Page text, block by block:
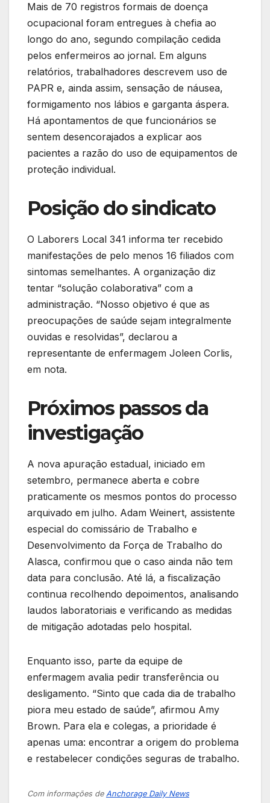
Mais de 70 registros formais de doença
ocupacional foram entregues à chefia ao
longo do ano, segundo compilação cedida
pelos enfermeiros ao jornal. Em alguns
relatórios, trabalhadores descrevem uso de
PAPR e, ainda assim, sensação de náusea,
formigamento nos lábios e garganta áspera.
Há apontamentos de que funcionários se
sentem desencorajados a explicar aos
pacientes a razão do uso de equipamentos de
proteção individual.
Posição do sindicato
O Laborers Local 341 informa ter recebido
manifestações de pelo menos 16 filiados com
sintomas semelhantes. A organização diz
tentar “solução colaborativa” com a
administração. “Nosso objetivo é que as
preocupações de saúde sejam integralmente
ouvidas e resolvidas”, declarou a
representante de enfermagem Joleen Corlis,
em nota.
Próximos passos da
investigação
A nova apuração estadual, iniciado em
setembro, permanece aberta e cobre
praticamente os mesmos pontos do processo
arquivado em julho. Adam Weinert, assistente
especial do comissário de Trabalho e
Desenvolvimento da Força de Trabalho do
Alasca, confirmou que o caso ainda não tem
data para conclusão. Até lá, a fiscalização
continua recolhendo depoimentos, analisando
laudos laboratoriais e verificando as medidas
de mitigação adotadas pelo hospital.
Enquanto isso, parte da equipe de
enfermagem avalia pedir transferência ou
desligamento. “Sinto que cada dia de trabalho
piora meu estado de saúde”, afirmou Amy
Brown. Para ela e colegas, a prioridade é
apenas uma: encontrar a origem do problema
e restabelecer condições seguras de trabalho.
Com informações de Anchorage Daily News